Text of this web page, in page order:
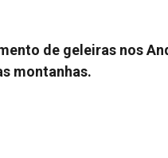
de geleiras nos
montanhas.